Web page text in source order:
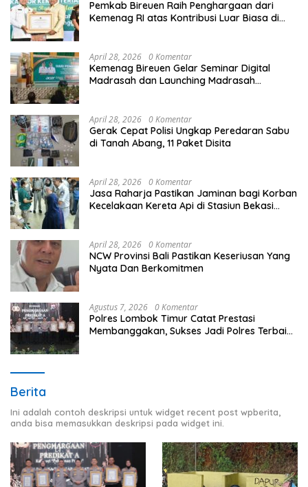
Pemkab Bireuen Raih Penghargaan dari
Kemenag RI atas Kontribusi Luar Biasa di
April 28, 2026 0 Komentar
Kemenag Bireuen Gelar Seminar Digital
Madrasah dan Launching Madrasah
April 28, 2026 0 Komentar
Gerak Cepat Polisi Ungkap Peredaran Sabu
di Tanah Abang, 11 Paket Disita
April 28, 2026 0 Komentar
Jasa Raharja Pastikan Jaminan bagi Korban
Kecelakaan Kereta Api di Stasiun Bekasi
April 28, 2026 0 Komentar
NCW Provinsi Bali Pastikan Keseriusan Yang
Nyata Dan Berkomitmen
Agustus 7, 2026 0 Komentar
Polres Lombok Timur Catat Prestasi
Membanggakan, Sukses Jadi Polres Terbaik
Berita
Ini adalah contoh deskripsi untuk widget recent post wpberita,
anda bisa memasukkan deskripsi pada widget ini.